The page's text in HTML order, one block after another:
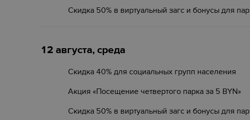
Скидка 50% в виртуальный загс и бонусы для пар
12 августа, среда
Скидка 40% для социальных групп населения
Акция «Посещение четвертого парка за 5 BYN»
Скидка 50% в виртуальный загс и бонусы для пар